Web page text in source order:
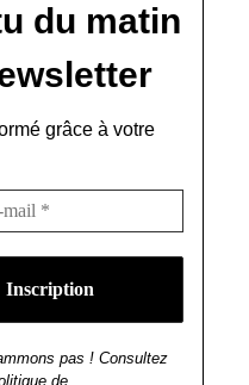
du matin
grâce à votre
pas ! Consultez
de